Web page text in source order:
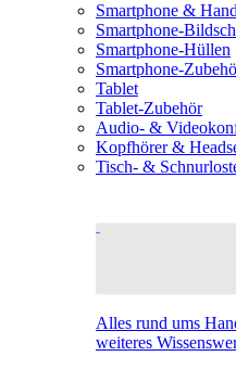
Smartphone &
Smartphone-
Smartphone-Hüllen
Smartphone-
Tablet
Tablet-Zubehör
Audio- &
Kopfhörer &
Tisch- &
Alles rund ums
weiteres